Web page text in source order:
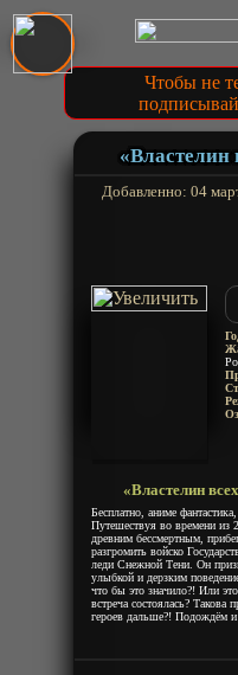
Чтобы не
«Властелин
Добавленно: 04
«Властелин
Бесплатно, аниме
Путешествуя во времени из
древним бессмертным,
разгромить войско
леди Снежной Тени. Он
улыбкой и дерзким
что бы это значило?! Или
встреча состоялась? Такова
героев дальше?! Подождём и